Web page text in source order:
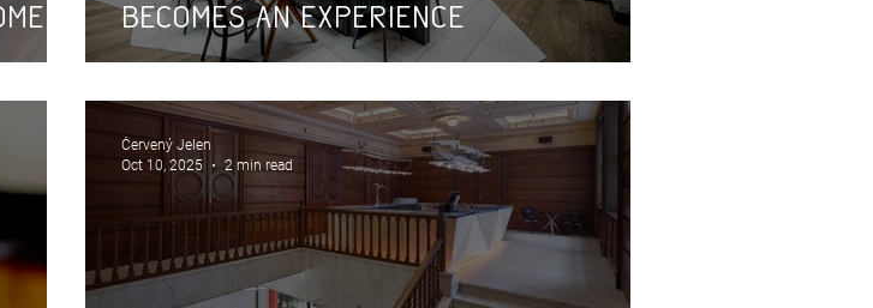
Becomes an Experience
Červený Jelen
Oct 10, 2025
2 min read